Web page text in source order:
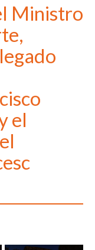
Ministro
el